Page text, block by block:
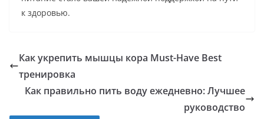
к здоровью.
Как укрепить мышцы кора Must-Have Best
тренировка
Как правильно пить воду ежедневно: Лучшее
руководство